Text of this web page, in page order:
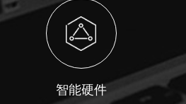
智能硬件